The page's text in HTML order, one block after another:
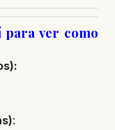
ver como
: